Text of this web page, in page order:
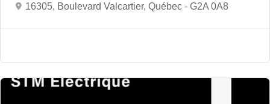
16305, Boulevard Valcartier, Québec - G2A 0A8